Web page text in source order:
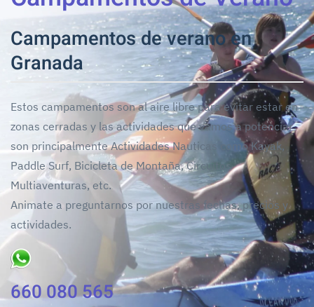
Campamentos de verano en
Granada
Estos campamentos son al aire libre para evitar estar en
zonas cerradas y las actividades que vamos a potenciar
son principalmente Actividades Nauticas como Kayak,
Paddle Surf, Bicicleta de Montaña, Circuitos
Multiaventuras, etc.
Animate a preguntarnos por nuestras fechas, precios y
actividades.
660 080 565